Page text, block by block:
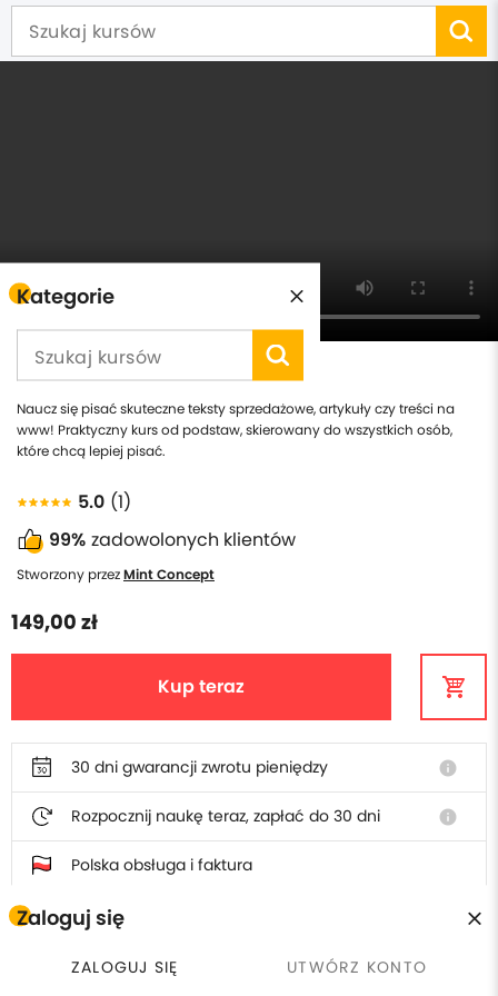
Kategorie
Zaloguj się
ZALOGUJ SIĘ UTWÓRZ KONTO
SEO copywriting od podstaw
Naucz się pisać skuteczne teksty sprzedażowe, artykuły czy treści na
www! Praktyczny kurs od podstaw, skierowany do wszystkich osób,
które chcą lepiej pisać.
5.0 (1)
99% zadowolonych klientów
Stworzony przezMint Concept
149,00 zł
Kup teraz
30 dni gwarancji zwrotu pieniędzy info
Rozpocznij naukę teraz, zapłać do 30 dni info
Polska obsługa i faktura
W cenie szkolenia otrzymasz